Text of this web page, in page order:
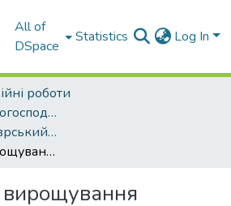
All of
DSpace
Statistics Log In
роботи
Кафедра сільськогосподарського машинобудування
Перший (бакалаврський) рівень
Механізація вирощування соняшників з удосконаленням знаряддя для міжрядного обробітку посівів
вирощування